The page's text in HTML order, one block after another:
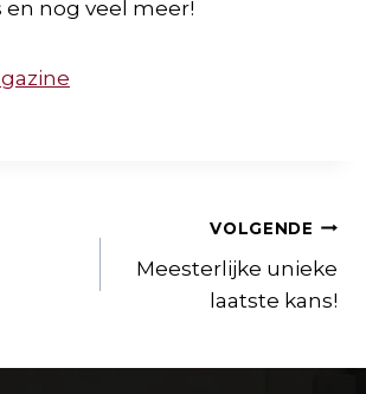
en nog veel meer!
VOLGENDE
Meesterlijke unieke
laatste kans!